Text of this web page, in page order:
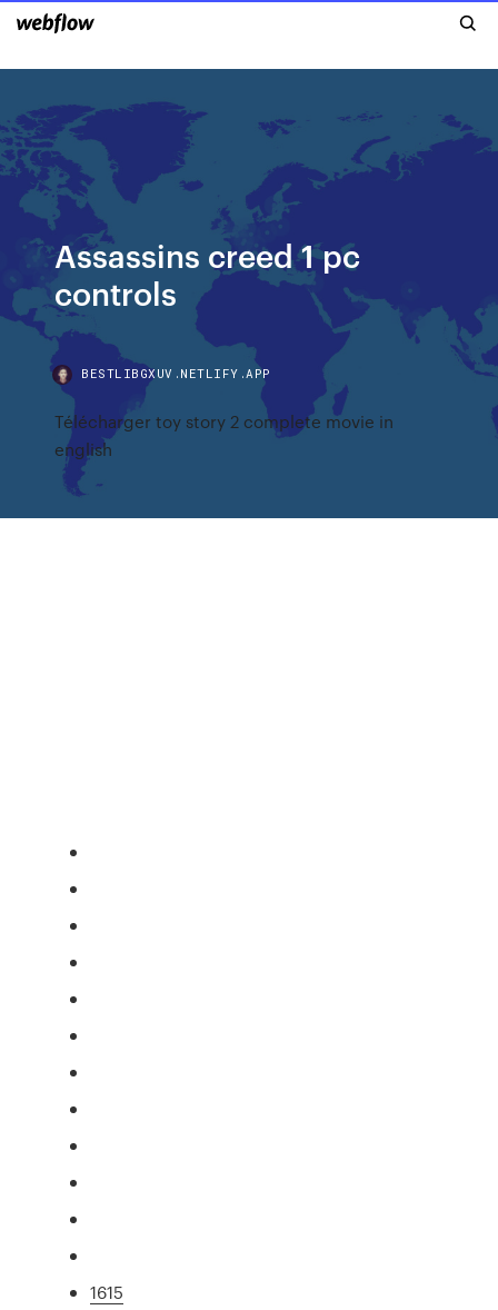
Assassins creed 1 pc
controls
BESTLIBGXUV.NETLIFY.APP
Télécharger toy story 2 complete movie in
english
1615